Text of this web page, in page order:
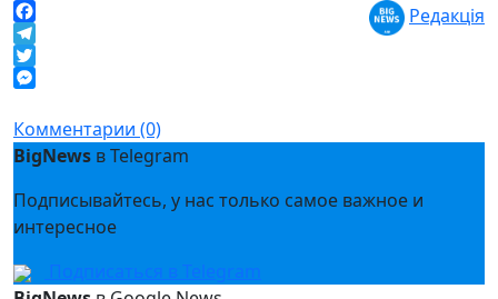
Facebook
Telegram
Twitter
Редакція
Комментарии (0)
BigNews в Telegram
Подписывайтесь, у нас только самое важное и
интересное
Подписаться в Telegram